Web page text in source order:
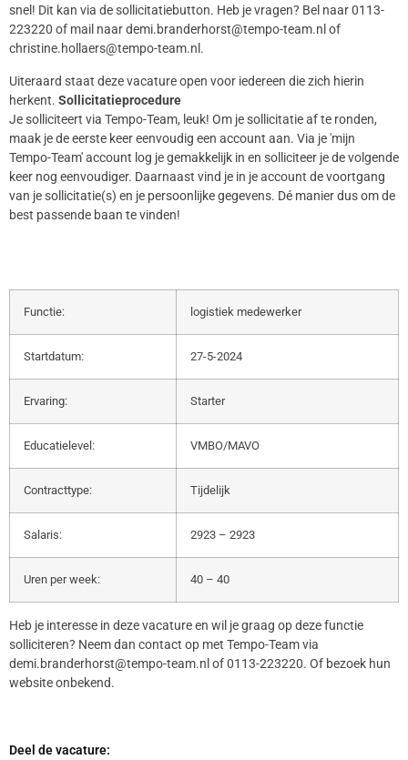
snel! Dit kan via de sollicitatiebutton. Heb je vragen? Bel naar 0113-
223220 of mail naar demi.branderhorst@tempo-team.nl of
christine.hollaers@tempo-team.nl.
Uiteraard staat deze vacature open voor iedereen die zich hierin
herkent. Sollicitatieprocedure
Je solliciteert via Tempo-Team, leuk! Om je sollicitatie af te ronden,
maak je de eerste keer eenvoudig een account aan. Via je 'mijn
Tempo-Team' account log je gemakkelijk in en solliciteer je de volgende
keer nog eenvoudiger. Daarnaast vind je in je account de voortgang
van je sollicitatie(s) en je persoonlijke gegevens. Dé manier dus om de
best passende baan te vinden!
Functie: logistiek medewerker
Startdatum: 27-5-2024
Ervaring: Starter
Educatielevel: VMBO/MAVO
Contracttype: Tijdelijk
Salaris: 2923 – 2923
Uren per week: 40 – 40
Heb je interesse in deze vacature en wil je graag op deze functie
solliciteren? Neem dan contact op met Tempo-Team via
demi.branderhorst@tempo-team.nl of 0113-223220. Of bezoek hun
website onbekend.
Deel de vacature: